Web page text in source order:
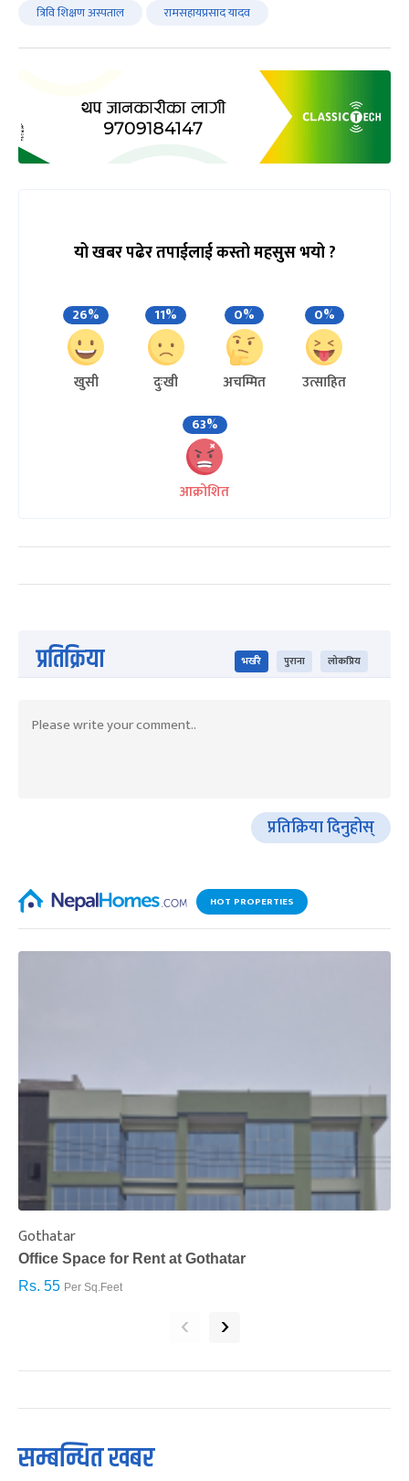
त्रिवि शिक्षण अस्पताल रामसहायप्रसाद यादव
यो खबर पढेर तपाईलाई कस्तो महसुस भयो ?
26%
खुसी
11%
दुःखी
0%
अचम्मित
0%
उत्साहित
63%
आक्रोशित
प्रतिक्रिया भर्खरै पुराना लोकप्रिय
प्रतिक्रिया दिनुहोस्
HOT PROPERTIES
Gothatar
Office Space for Rent at Gothatar
Rs. 55 Per Sq.Feet
‹ ›
सम्बन्धित खबर